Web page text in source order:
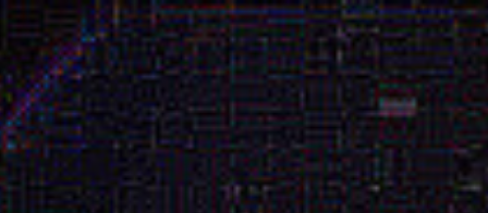
Le
TAS.
Introduction.